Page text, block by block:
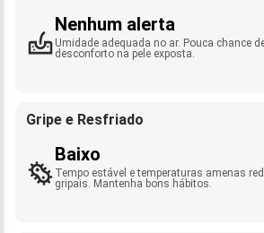
Nenhum alerta
Umidade adequada no ar. Pouca chance
desconforto na pele exposta.
Gripe e Resfriado
Baixo
Tempo estável e temperaturas amenas
gripais. Mantenha bons hábitos.